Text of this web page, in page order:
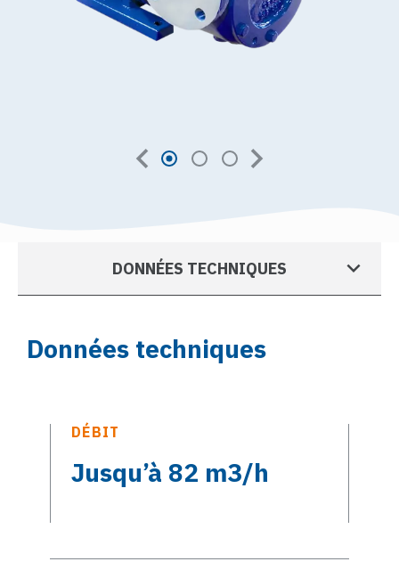
DONNÉES TECHNIQUES
Données techniques
DÉBIT
Jusqu’à 82 m3/h